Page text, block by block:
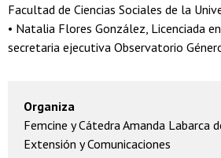
Facultad de Ciencias Sociales de la
• Natalia Flores González, Licenciada
secretaria ejecutiva Observatorio
Organiza
Femcine y Cátedra Amanda Labarca
Extensión y Comunicaciones